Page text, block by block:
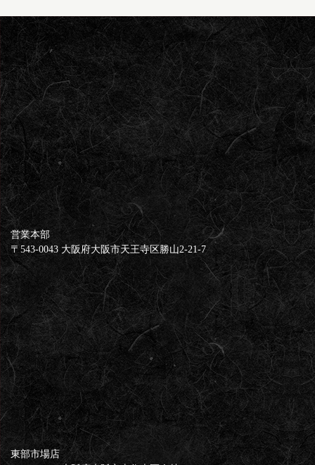
営業本部
​​​​​​​〒543-0043 大阪府大阪市天王寺区勝山2-21-7
東部市場店